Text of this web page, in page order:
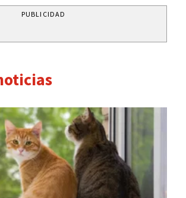
PUBLICIDAD